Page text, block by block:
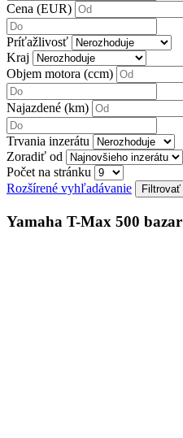
Cena (EUR)
Príťažlivosť
Kraj
Objem motora (ccm)
Najazdené (km)
Trvania inzerátu
Zoradiť od
Počet na stránku
Rozšírené vyhľadávanie
Yamaha T-Max 500 bazar